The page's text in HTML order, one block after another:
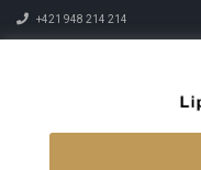
+421 948 214 214